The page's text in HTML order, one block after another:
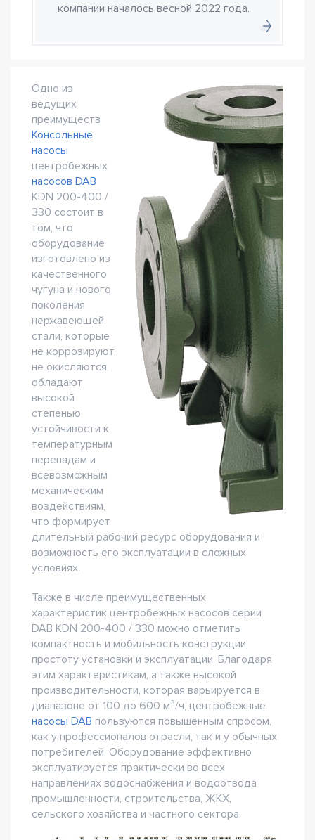
компании началось весной 2022 года.
Одно из
ведущих
преимуществ
Консольные
насосы
центробежных
насосов DAB
KDN 200-400 /
330 состоит в
том, что
оборудование
изготовлено из
качественного
чугуна и нового
поколения
нержавеющей
стали, которые
не коррозируют,
не окисляются,
обладают
высокой
степенью
устойчивости к
температурным
перепадам и
всевозможным
механическим
воздействиям,
что формирует
длительный рабочий ресурс оборудования и
возможность его эксплуатации в сложных
условиях.
Также в числе преимущественных
характеристик центробежных насосов серии
DAB KDN 200-400 / 330 можно отметить
компактность и мобильность конструкции,
простоту установки и эксплуатации. Благодаря
этим характеристикам, а также высокой
производительности, которая варьируется в
диапазоне от 100 до 600 м³/ч, центробежные
насосы DAB пользуются повышенным спросом,
как у профессионалов отрасли, так и у обычных
потребителей. Оборудование эффективно
эксплуатируется практически во всех
направлениях водоснабжения и водоотвода
промышленности, строительства, ЖКХ,
сельского хозяйства и частного сектора.